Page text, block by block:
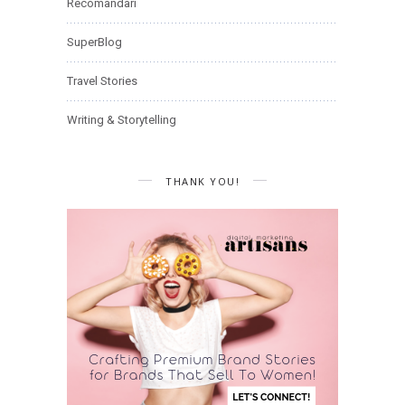
Recomandari
SuperBlog
Travel Stories
Writing & Storytelling
THANK YOU!